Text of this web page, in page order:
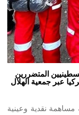
المتضررين
عبر جمعية الهلال
مساهمة نقدية وعينية